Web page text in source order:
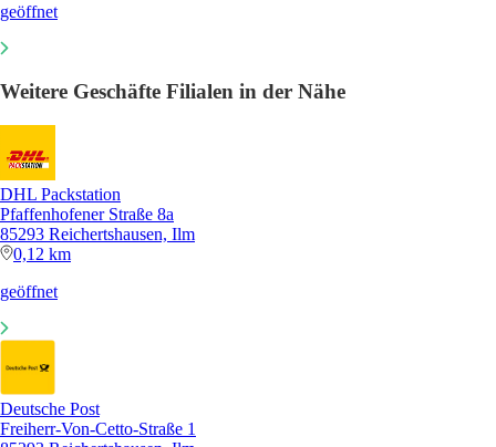
geöffnet
Weitere Geschäfte Filialen in der Nähe
DHL Packstation
Pfaffenhofener Straße 8a
85293 Reichertshausen, Ilm
0,12 km
geöffnet
Deutsche Post
Freiherr-Von-Cetto-Straße 1